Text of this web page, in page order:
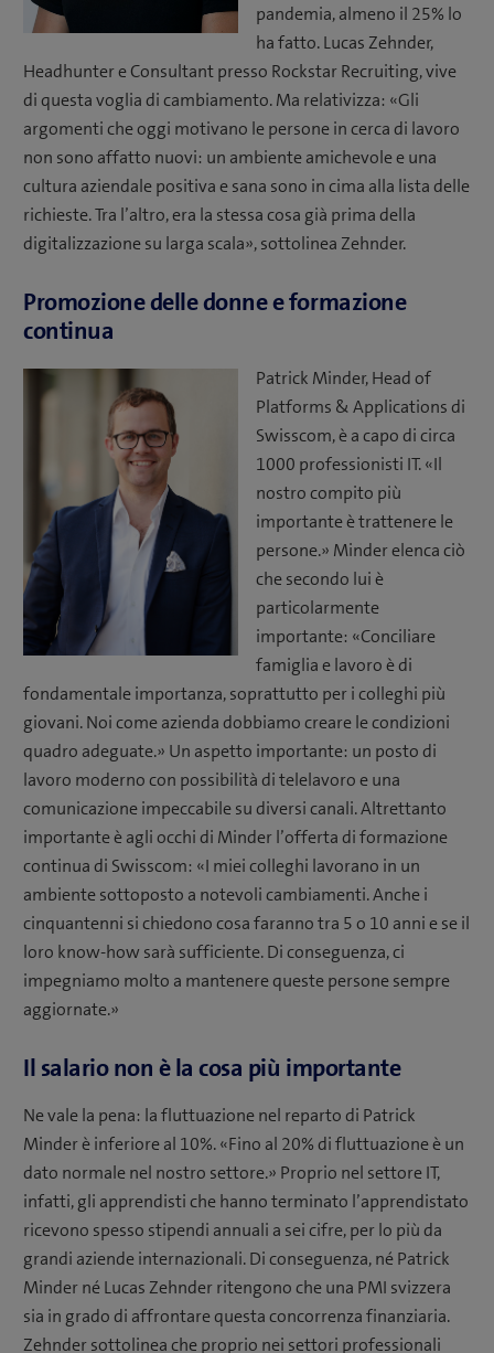
pandemia, almeno il 25% lo
ha fatto. Lucas Zehnder,
Headhunter e Consultant presso Rockstar Recruiting, vive
di questa voglia di cambiamento. Ma relativizza: «Gli
argomenti che oggi motivano le persone in cerca di lavoro
non sono affatto nuovi: un ambiente amichevole e una
cultura aziendale positiva e sana sono in cima alla lista delle
richieste. Tra l’altro, era la stessa cosa già prima della
digitalizzazione su larga scala», sottolinea Zehnder.
Promozione delle donne e formazione
continua
Patrick Minder, Head of
Platforms & Applications di
Swisscom, è a capo di circa
1000 professionisti IT. «Il
nostro compito più
importante è trattenere le
persone.» Minder elenca ciò
che secondo lui è
particolarmente
importante: «Conciliare
famiglia e lavoro è di
fondamentale importanza, soprattutto per i colleghi più
giovani. Noi come azienda dobbiamo creare le condizioni
quadro adeguate.» Un aspetto importante: un posto di
lavoro moderno con possibilità di telelavoro e una
comunicazione impeccabile su diversi canali. Altrettanto
importante è agli occhi di Minder l’offerta di formazione
continua di Swisscom: «I miei colleghi lavorano in un
ambiente sottoposto a notevoli cambiamenti. Anche i
cinquantenni si chiedono cosa faranno tra 5 o 10 anni e se il
loro know-how sarà sufficiente. Di conseguenza, ci
impegniamo molto a mantenere queste persone sempre
aggiornate.»
Il salario non è la cosa più importante
Ne vale la pena: la fluttuazione nel reparto di Patrick
Minder è inferiore al 10%. «Fino al 20% di fluttuazione è un
dato normale nel nostro settore.» Proprio nel settore IT,
infatti, gli apprendisti che hanno terminato l’apprendistato
ricevono spesso stipendi annuali a sei cifre, per lo più da
grandi aziende internazionali. Di conseguenza, né Patrick
Minder né Lucas Zehnder ritengono che una PMI svizzera
sia in grado di affrontare questa concorrenza finanziaria.
Zehnder sottolinea che proprio nei settori professionali